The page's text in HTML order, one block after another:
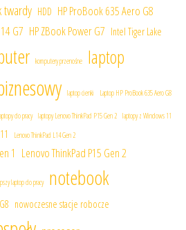
twardy HDD HP ProBook 635 Aero G8
G7 HP ZBook Power G7 Intel Tiger Lake
komputery przenośne laptop
laptop cienki Laptop HP ProBook 635 Aero G8
do pracy laptopy Lenovo ThinkPad P15 Gen 2 laptopy z Windows 11
Lenovo ThinkPad L14 Gen 2
1 Lenovo ThinkPad P15 Gen 2
laptop do pracy notebook
nowoczesne stacje robocze